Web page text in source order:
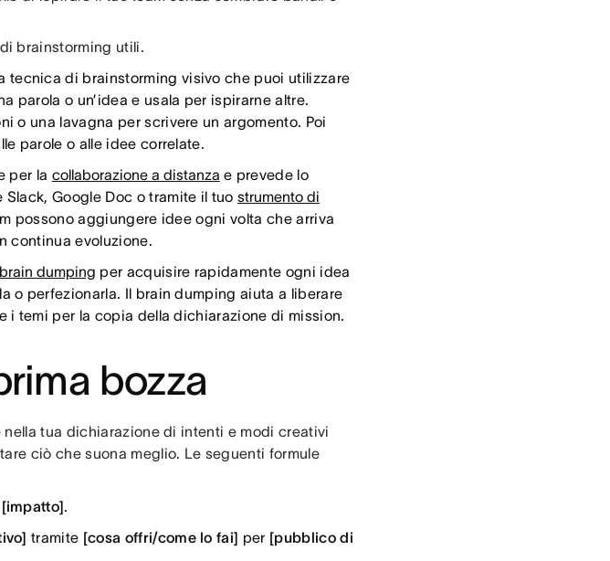
brainstorming utili.
tecnica di brainstorming visivo che puoi utilizzare
parola o un’idea e usala per ispirarne altre.
o una lavagna per scrivere un argomento. Poi
parole o alle idee correlate.
per la collaborazione a distanza e prevede lo
Google Doc o tramite il tuostrumento di
possono aggiungere idee ogni volta che arriva
continua evoluzione.
dumping per acquisire rapidamente ogni idea
o perfezionarla. Il brain dumping aiuta a liberare
i temi per la copia della dichiarazione di mission.
bozza
tua dichiarazione di intenti e modi creativi
ciò che suona meglio. Le seguenti formule
[impatto].
tramite [cosa offri/come lo fai] per [pubblico di